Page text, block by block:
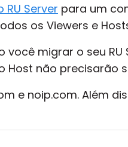
RU Server para um
os Viewers e
você migrar o seu RU
Host não precisarão
e noip.com. Além